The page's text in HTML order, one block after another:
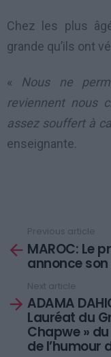
Chez les plus
grande qu’ils ont
« Nous ne
reviennent nous
assez souffert à
enseignante.
more
Previous article
MAROC: Le
annonce
Next article
ADAMA
Lauréat du
Chapwe »
de l’humour